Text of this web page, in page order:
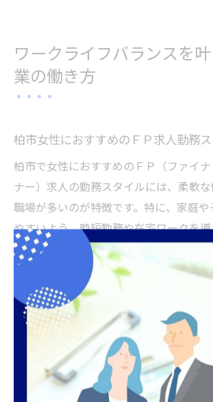
ワークライフバランスを
業の働き方
柏市女性におすすめのＦＰ求人勤務
柏市で女性におすすめのＦＰ（ファイ
ナー）求人の勤務スタイルには、柔軟
職場が多いのが特徴です。特に、家庭
やすいよう、時短勤務や在宅ワークを
も増えています。女性のライフステージ
る点は大きな魅力です。
実際に、未経験からＦＰ求人に応募し、
体制が整っている職場でスタートする女
ます。例えば「子育て中でも午前のみ勤
出社」など、個々の事情に合わせたシフ
ケースもあります。こうした環境により